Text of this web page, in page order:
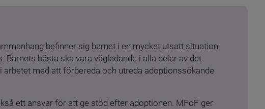
befinner sig barnet i en mycket utsatt situation.
bästa ska vara vägledande i alla delar av det
med att förbereda och utreda adoptionssökande
ett ansvar för att ge stöd efter adoptionen. MFoF ger